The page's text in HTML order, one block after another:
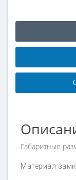
Габаритные
Материал